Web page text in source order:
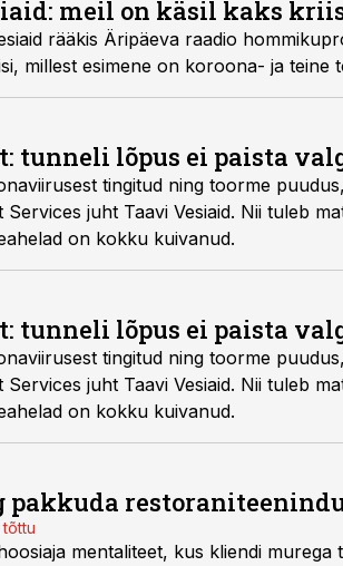
meil on käsil kaks
rääkis Äripäeva raadio
millest esimene on koroona- ja teine
tunneli lõpus ei paista
tingitud ning toorme
juht Taavi Vesiaid. Nii tuleb
on kokku kuivanud.
tunneli lõpus ei paista
tingitud ning toorme
juht Taavi Vesiaid. Nii tuleb
on kokku kuivanud.
pakkuda
mentaliteet, kus kliendi murega